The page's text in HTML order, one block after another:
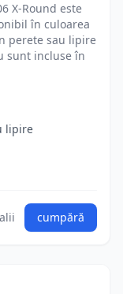
X-Round este
în culoarea
perete sau lipire
sunt incluse în
lipire
cumpără